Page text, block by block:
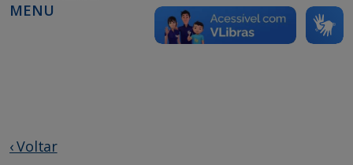
MENU
‹ Voltar